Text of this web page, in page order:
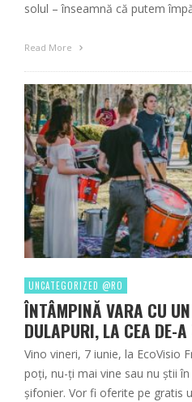
solul – înseamnă că putem
Read More
UNCATEGORIZED @RO
ÎNTÂMPINĂ VARA CU
DULAPURI, LA CEA DE-A
Vino vineri, 7 iunie, la EcoVisio
poți, nu-ți mai vine sau nu știi
șifonier. Vor fi oferite pe gratis